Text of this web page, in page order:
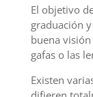
El objetivo
graduación
buena
gafas o las
Existen